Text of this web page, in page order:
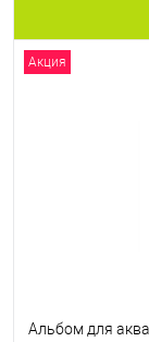
Акция
Альбом для